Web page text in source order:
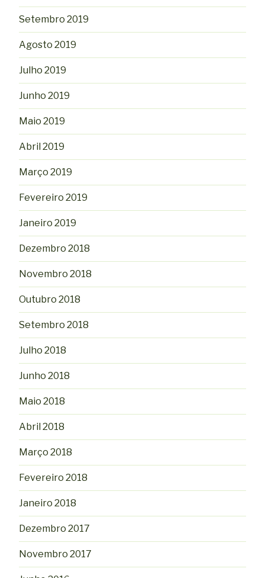
Setembro 2019
Agosto 2019
Julho 2019
Junho 2019
Maio 2019
Abril 2019
Março 2019
Fevereiro 2019
Janeiro 2019
Dezembro 2018
Novembro 2018
Outubro 2018
Setembro 2018
Julho 2018
Junho 2018
Maio 2018
Abril 2018
Março 2018
Fevereiro 2018
Janeiro 2018
Dezembro 2017
Novembro 2017